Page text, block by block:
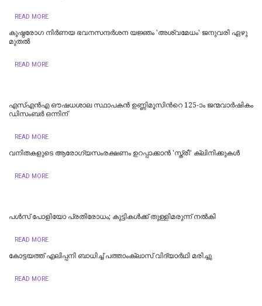
READ MORE
കുഷ്ഠരോഗ നിര്‍ണയ ഭവനസന്ദര്‍ശന യജ്ഞം 'അശ്വമേധം' ജനുവരി ഏഴു
മുതല്‍
READ MORE
എസ്എന്‍എ ഔഷധശാല സ്ഥാപകന്‍ ഉണ്ണിമൂസിന്‍റെ 125-ാം ജന്മവാര്‍ഷികം
ഡിസംബര്‍ ഒന്നിന്
READ MORE
വനിതകളുടെ ആരോഗ്യസംരക്ഷണം ഉറപ്പാക്കാൻ 'സ്ത്രീ' ക്ലിനിക്കുകൾ
READ MORE
പള്‍സ് പോളിയോ പ്രതിരോധം; കുട്ടികള്‍ക്ക് തുള്ളിമരുന്ന് നല്‍കി
READ MORE
കോട്ടയത്ത് എലിപ്പനി ബാധിച്ച് പത്താംക്ലാസ് വിദ്യാർഥി മരിച്ചു
READ MORE